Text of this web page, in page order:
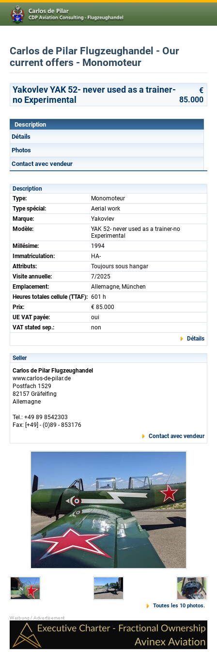
Carlos de Pilar Flugzeughandel - Our
current offers - Monomoteur
Yakovlev YAK 52- never used as a trainer-
no Experimental
€
85.000
Description
Détails
Photos
Contact avec vendeur
Description
Type:
Monomoteur
Type spécial:
Aerial work
Marque:
Yakovlev
Modèle:
YAK 52- never used as a trainer-no
Experimental
Millésime:
1994
Immatriculation:
HA-
Attributs:
Toujours sous hangar
Visite annuelle:
7/2025
Emplacement:
Allemagne, München
Heures totales cellule (TTAF): 601 h
Prix:
€ 85.000
UE VAT payée:
oui
VAT stated sep.:
non
Détails
Seller
Carlos de Pilar Flugzeughandel
www.carlos-de-pilar.de
Postfach 1529
82157 Gräfelfing
Allemagne
Tel.: +49 89 8542303
Fax: [+49] - (0)89 - 853176
Contact avec vendeur
Toutes les 10 photos.